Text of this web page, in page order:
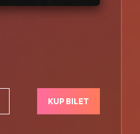
KUP BILET